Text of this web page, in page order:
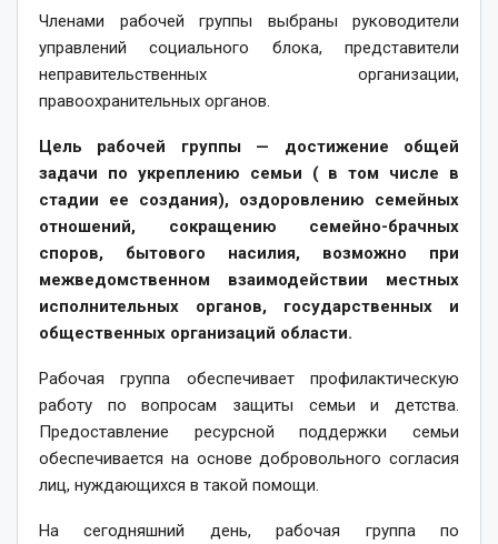
Членами рабочей группы выбраны руководители
управлений социального блока, представители
неправительственных организации,
правоохранительных органов.
Цель рабочей группы — достижение общей
задачи по укреплению семьи ( в том числе в
стадии ее создания), оздоровлению семейных
отношений, сокращению семейно-брачных
споров, бытового насилия, возможно при
межведомственном взаимодействии местных
исполнительных органов, государственных и
общественных организаций области.
Рабочая группа обеспечивает профилактическую
работу по вопросам защиты семьи и детства.
Предоставление ресурсной поддержки семьи
обеспечивается на основе добровольного согласия
лиц, нуждающихся в такой помощи.
На сегодняшний день, рабочая группа по